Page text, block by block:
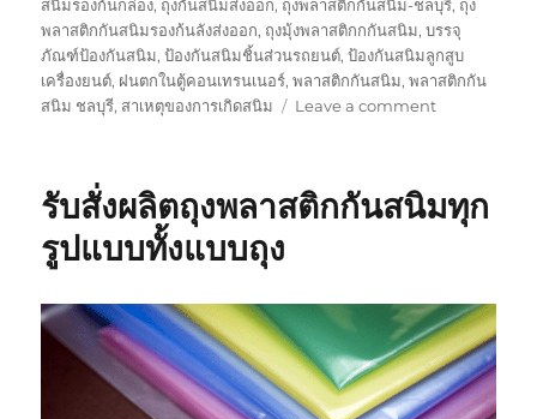
สนิมรองก้นกล่อง, ถุงกันสนิมส่งออก, ถุงพลาสติกกันสนิม-ชลบุรี, ถุง
พลาสติกกันสนิมรองก้นลังส่งออก, ถุงมุ้งพลาสติกกกันสนิม,บรรจุ
ภัณฑ์ป้องกันสนิม,ป้องกันสนิมชิ้นส่วนรถยนต์,ป้องกันสนิมลูกสูบ
เครื่องยนต์, ฝนตกในตู้คอนเทรนเนอร์,พลาสติกกันสนิม,พลาสติกกัน
สนิม ชลบุรี, สาเหตุของการเกิดสนิม Leave a commenton
สนิม
สามารถ
เท่า
ไหน
?
รับสั่งผลิตถุงพลาสติกกันสนิมทุก
รูปแบบทั้งแบบถุง